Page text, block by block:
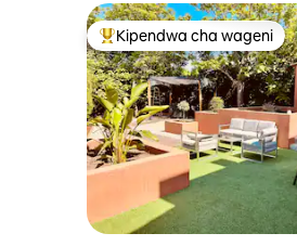
Kipendwa maarufu cha
Kipendwa cha wageni